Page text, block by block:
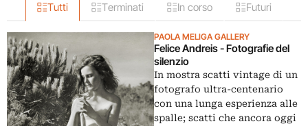
Tutti Terminati In corso Futuri
PAOLA MELIGA GALLERY
Felice Andreis - Fotografie del
silenzio
In mostra scatti vintage di un
fotografo ultra-centenario
con una lunga esperienza alle
spalle; scatti che ancora oggi